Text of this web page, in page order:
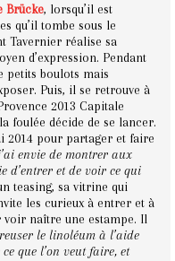
Brücke, lorsqu’il est
qu’il tombe sous le
Tavernier réalise sa
d’expression. Pendant
petits boulots mais
Puis, il se retrouve à
2013 Capitale
foulée décide de se lancer.
2014 pour partager et faire
envie de montrer aux
d’entrer et de voir ce qui
teasing, sa vitrine qui
les curieux à entrer et à
naître une estampe. Il
le linoléum à l’aide
que l’on veut faire, et